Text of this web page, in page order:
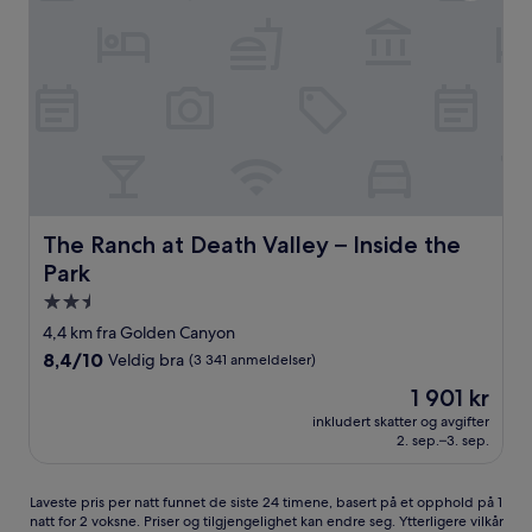
The Ranch at Death Valley – Inside the
Park
The Ranch at Death Valley – Inside the Park
Overnattingssted
med
2.5
4,4 km fra Golden Canyon
8.4
8,4/10 Veldig bra (3 341 anmeldelser)
Prisen
er
1 901 kr
1 901 kr
inkludert skatter og avgifter
2. sep.–3. sep.
Laveste
pris
Laveste pris per natt funnet de siste 24 timene, basert på et opphold på 1
natt for 2 voksne. Priser og tilgjengelighet kan endre seg. Ytterligere vilkår